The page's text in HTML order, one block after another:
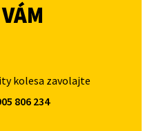
kolesa zavolajte
806 234